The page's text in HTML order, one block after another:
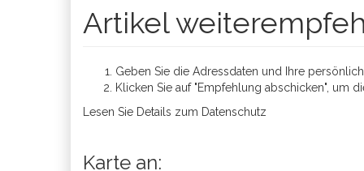
Artikel
Geben Sie die Adressdaten und Ihre
Klicken Sie auf "Empfehlung abschicken", um
Lesen Sie Details zum Datenschutz
Karte an: